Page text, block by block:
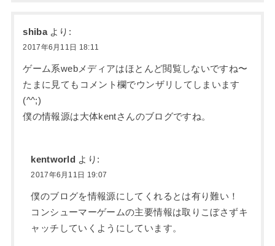
shiba より:
2017年6月11日 18:11
ゲーム系webメディアはほとんど閲覧しないですね〜
たまに見てもコメント欄でウンザリしてしまいます
(^^;)
僕の情報源は大体kentさんのブログですね。
kentworld より:
2017年6月11日 19:07
僕のブログを情報源にしてくれるとは有り難い！
コンシューマーゲームの主要情報は取りこぼさずキ
ャッチしていくようにしています。